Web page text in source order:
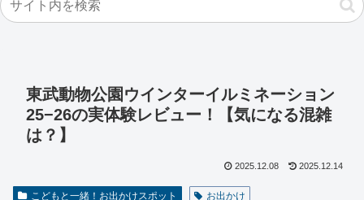
東武動物公園ウインターイルミネーション
25−26の実体験レビュー！【気になる混雑
は？】
2025.12.08 2025.12.14
こどもと一緒！お出かけスポット お出かけ